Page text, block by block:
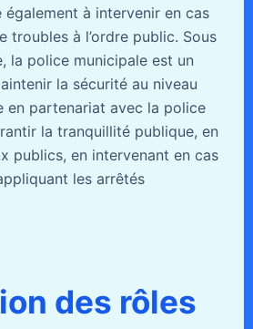
également à intervenir en cas
troubles à l’ordre public. Sous
la police municipale est un
la sécurité au niveau
en partenariat avec la police
la tranquillité publique, en
publics, en intervenant en cas
les arrêtés
des rôles